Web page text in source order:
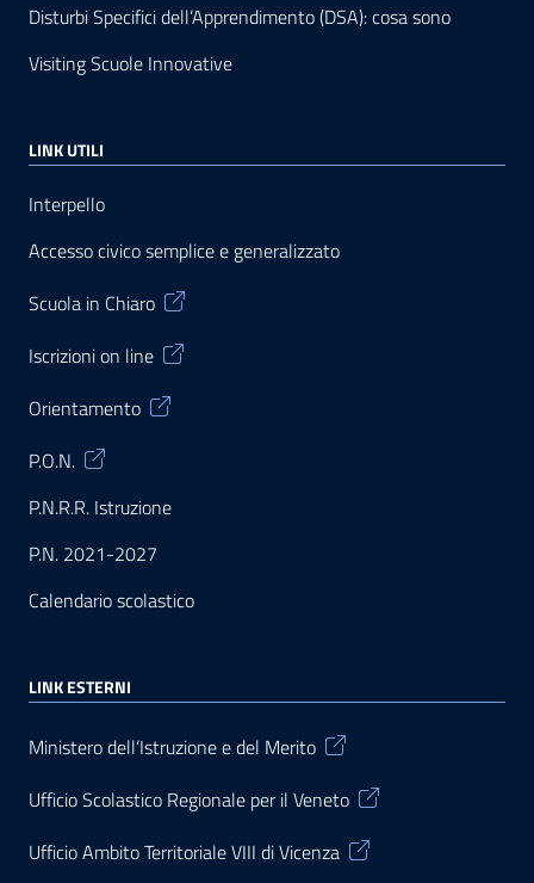
Disturbi Specifici dell’Apprendimento (DSA): cosa sono
Visiting Scuole Innovative
LINK UTILI
Interpello
Accesso civico semplice e generalizzato
Scuola in Chiaro
Iscrizioni on line
Orientamento
P.O.N.
P.N.R.R. Istruzione
P.N. 2021-2027
Calendario scolastico
LINK ESTERNI
Ministero dell’Istruzione e del Merito
Ufficio Scolastico Regionale per il Veneto
Ufficio Ambito Territoriale VIII di Vicenza